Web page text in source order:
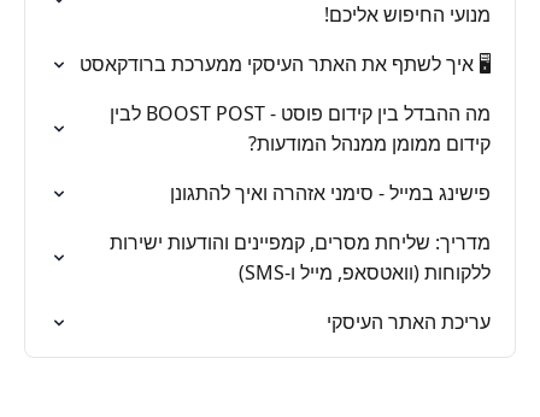
מנועי החיפוש אליכם!
🖥️ איך לשתף את האתר העיסקי ממערכת ברודקאסט
מה ההבדל בין קידום פוסט - BOOST POST לבין
קידום ממומן ממנהל המודעות?
פישינג במייל - סימני אזהרה ואיך להתגונן
מדריך: שליחת מסרים, קמפיינים והודעות ישירות
ללקוחות (וואטסאפ, מייל ו-SMS)
עריכת האתר העיסקי